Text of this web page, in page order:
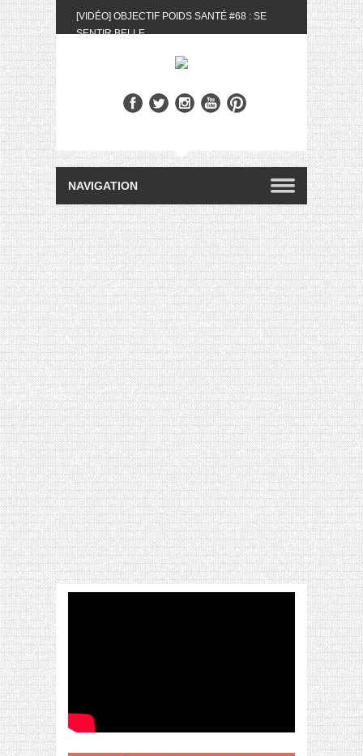
[VIDÉO] OBJECTIF POIDS SANTÉ #68 : SE
SENTIR BELLE
BIOTYFULL BOX DU MOIS DE MAI 2024 FEAT.
[VIDÉO] QUITOQUE #10 : MEAL PREP &
CONVIVIALITÉ
[VIDÉO] UNBOXING : LES MY LITTLE &
BIOTYFULL BOX DU MOIS D’AVRIL 2024
FEAT. AKILA
[VIDÉO] OBJECTIF POIDS SANTÉ #67 : L’AVIS
DES AUTRES, CE N’EST QUE LA VIE DES
AUTRES
[VIDÉO] UNBOXING : LES MY LITTLE &
BIOTYFULL BOX DES MOIS DE FÉVRIER ET
MARS 2024 FEAT. AKILA
[VIDÉO] LA SÉLECTION DU MOIS
#JANVIER2024
[VIDÉO] HELLOFRESH #34 : IDÉES
RECETTES RISOTTO